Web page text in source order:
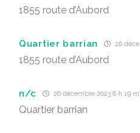
1855 route d’Aubord
Quartier barrian 26
1855 route d’Aubord
n/c 26 décembre 2023 8 h 19
Quartier barrian